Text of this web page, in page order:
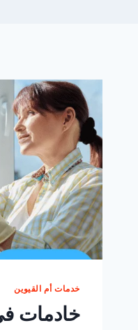
خدمات أم القيوين
خادمات